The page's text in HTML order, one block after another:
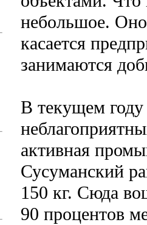
небольшое. Оно
касается
занимаются
В текущем году
активная
Сусуманский
150 кг. Сюда
90 процентов